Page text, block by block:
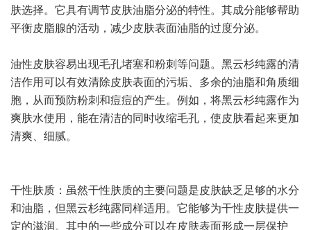
肤选择。它具有调节皮肤油脂分泌的特性。其成分能够帮助
平衡皮脂腺的活动，减少皮肤表面油脂的过度分泌。
油性皮肤容易出现毛孔堵塞和粉刺等问题。黑云杉纯露的清
洁作用可以有效清除皮肤表面的污垢、多余的油脂和角质细
胞，从而预防粉刺和痘痘的产生。例如，将黑云杉纯露作为
爽肤水使用，能在清洁的同时收缩毛孔，使皮肤看起来更加
清爽、细腻。
干性肤质：虽然干性肤质的主要问题是皮肤缺乏足够的水分
和油脂，但黑云杉纯露同样适用。它能够为干性皮肤提供一
定的滋润。其中的一些成分可以在皮肤表面形成一层保护